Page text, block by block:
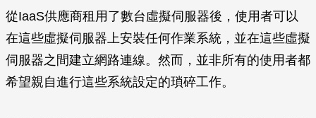
從IaaS供應商租用了數台虛擬伺服器後，使用者可以
在這些虛擬伺服器上安裝任何作業系統，並在這些虛擬
伺服器之間建立網路連線。然而，並非所有的使用者都
希望親自進行這些系統設定的瑣碎工作。